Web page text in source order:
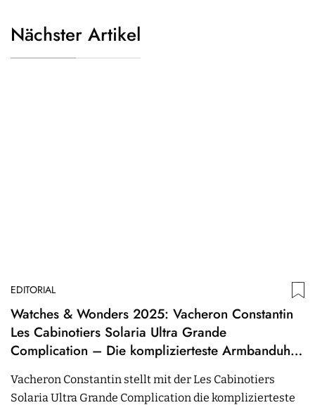
Nächster Artikel
EDITORIAL
Watches & Wonders 2025: Vacheron Constantin
Les Cabinotiers Solaria Ultra Grande
Complication – Die komplizierteste Armbanduhr
Vacheron Constantin stellt mit der Les Cabinotiers
Solaria Ultra Grande Complication die komplizierteste